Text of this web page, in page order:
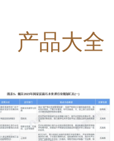
产品大全